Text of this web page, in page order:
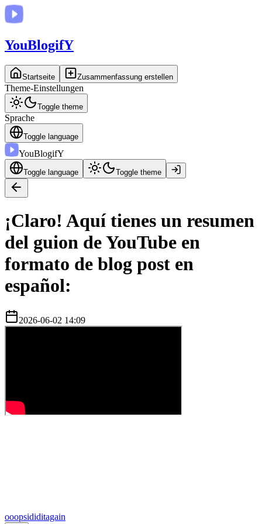
YouBlogifY
Startseite Zusammenfassung erstellen
Theme-Einstellungen
Toggle theme
Sprache
Toggle language
YouBlogifY
Toggle language Toggle theme
¡Claro! Aquí tienes un resumen
del guion de YouTube en
formato de blog post en
español:
2026-06-02 14:09
ooopsididitagain